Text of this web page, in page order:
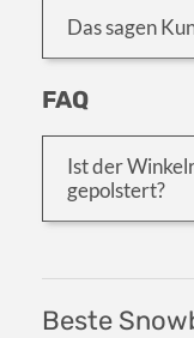
Das sagen
FAQ
Ist der
gepolstert?
Beste